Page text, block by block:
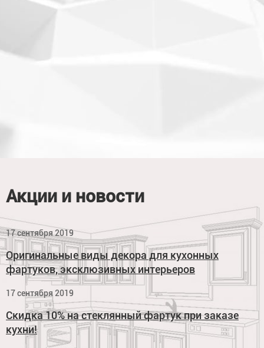
Акции и новости
17 сентября 2019
Оригинальные виды декора для кухонных
фартуков, эксклюзивных интерьеров
17 сентября 2019
Скидка 10% на стеклянный фартук при заказе
кухни!